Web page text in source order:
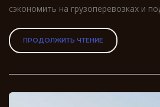
сэкономить на грузоперевозках и
с грузчиками.
ПРОДОЛЖИТЬ ЧТЕНИЕ